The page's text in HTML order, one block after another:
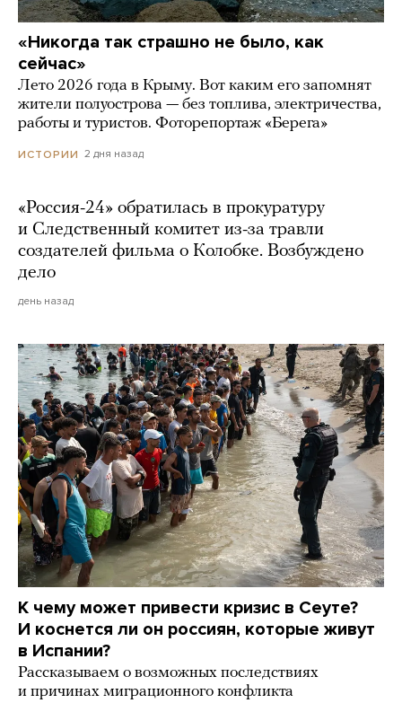
«Никогда так страшно не было, как
сейчас»
Лето 2026 года в Крыму. Вот каким его запомнят
жители полуострова — без топлива, электричества,
работы и туристов. Фоторепортаж «Берега»
ИСТОРИИ 2 дня назад
«Россия-24» обратилась в прокуратуру
и Следственный комитет из-за травли
создателей фильма о Колобке. Возбуждено
дело
день назад
К чему может привести кризис в Сеуте?
И коснется ли он россиян, которые живут
в Испании?
Рассказываем о возможных последствиях
и причинах миграционного конфликта